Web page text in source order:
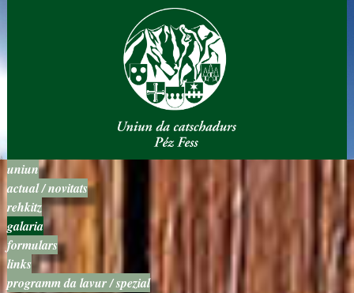
uniun
actual / novitats
rehkitz
galaria
formulars
links
programm da lavur / spezial